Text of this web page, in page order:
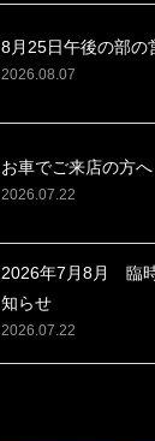
8月25日午後の部の
2026.08.07
お車でご来店の方へ
2026.07.22
2026年7月8月 臨
知らせ
2026.07.22